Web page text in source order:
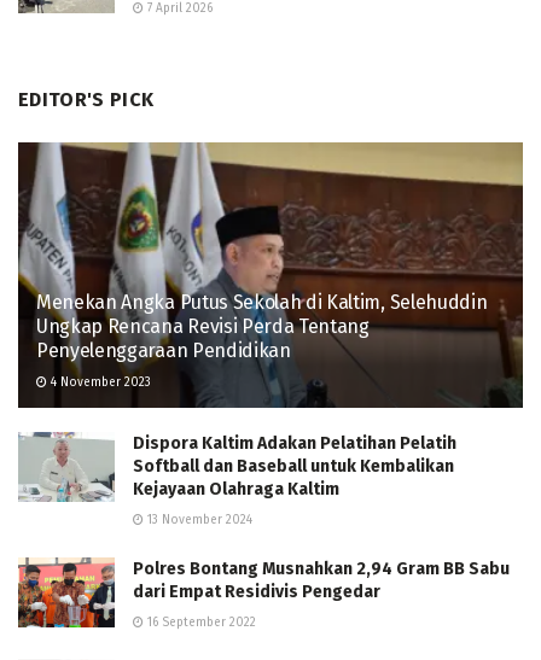
7 April 2026
EDITOR'S PICK
Menekan Angka Putus Sekolah di Kaltim, Selehuddin
Ungkap Rencana Revisi Perda Tentang
Penyelenggaraan Pendidikan
4 November 2023
Dispora Kaltim Adakan Pelatihan Pelatih
Softball dan Baseball untuk Kembalikan
Kejayaan Olahraga Kaltim
13 November 2024
Polres Bontang Musnahkan 2,94 Gram BB Sabu
dari Empat Residivis Pengedar
16 September 2022